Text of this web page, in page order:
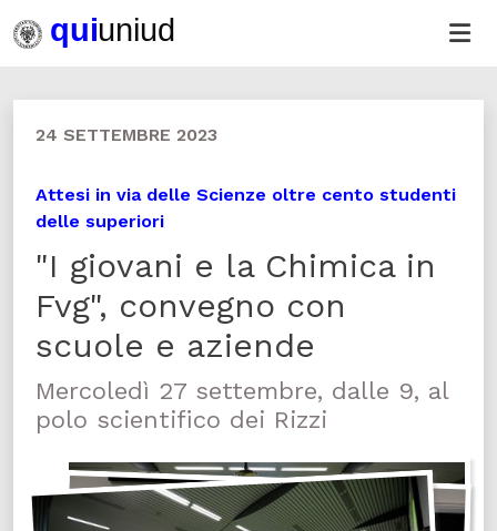
24 SETTEMBRE 2023
Attesi in via delle Scienze oltre cento studenti
delle superiori
"I giovani e la Chimica in
Fvg", convegno con
scuole e aziende
Mercoledì 27 settembre, dalle 9, al
polo scientifico dei Rizzi